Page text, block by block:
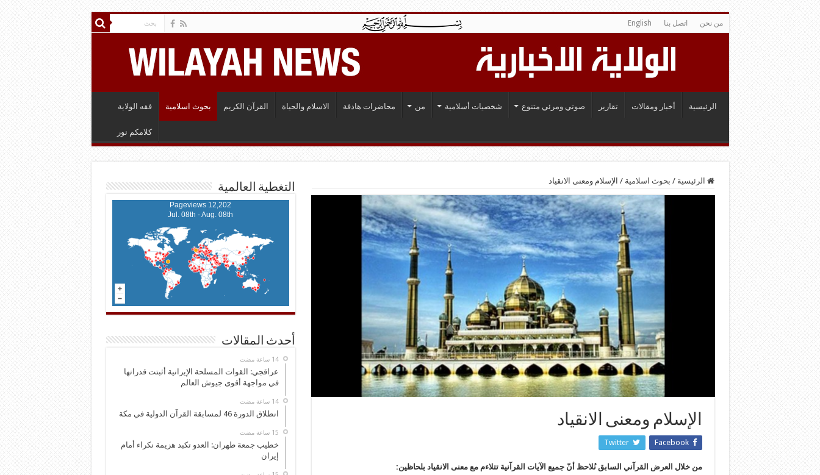
من نحن اتصل بنا English
الرئيسية أخبار ومقالات تقارير صوتي ومرئي متنوع شخصيات أسلامية من محاضرات هادفة الاسلام والحياة القرآن الكريم بحوث اسلامية فقه الولاية
كلامكم نور
الرئيسية / بحوث اسلامية / الإسلام ومعنى الانقياد
الإسلام ومعنى الانقياد
Facebook
Twitter
من خلال العرض القرآني السابق نُلاحظ أنّ جميع الآيات القرآنية تتلاءم مع معنى الانقياد بلحاظين:
التغطية العالمية
12,202 Pageviews
Jul. 08th - Aug. 08th
أحدث المقالات
‏14 ساعة مضت
عراقجي: القوات المسلحة الإيرانية أثبتت قدراتها
في مواجهة أقوى جيوش العالم
‏14 ساعة مضت
انطلاق الدورة 46 لمسابقة القرآن الدولية في مكة
خطيب جمعة طهران: العدو تكبد هزيمة نكراء أمام
إيران